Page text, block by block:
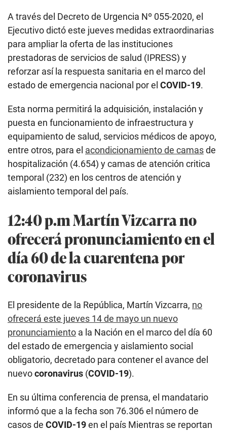
A través del Decreto de Urgencia Nº 055-2020, el
Ejecutivo dictó este jueves medidas extraordinarias
para ampliar la oferta de las instituciones
prestadoras de servicios de salud (IPRESS) y
reforzar así la respuesta sanitaria en el marco del
estado de emergencia nacional por el COVID-19.
Esta norma permitirá la adquisición, instalación y
puesta en funcionamiento de infraestructura y
equipamiento de salud, servicios médicos de apoyo,
entre otros, para el acondicionamiento de camasde
hospitalización (4.654) y camas de atención critica
temporal (232) en los centros de atención y
aislamiento temporal del país.
12:40 p.m Martín Vizcarra no
ofrecerá pronunciamiento en el
día 60 de la cuarentena por
coronavirus
El presidente de la República, Martín Vizcarra, no
ofrecerá este jueves 14 de mayo un nuevo
pronunciamiento a la Nación en el marco del día 60
del estado de emergencia y aislamiento social
obligatorio, decretado para contener el avance del
nuevocoronavirus (COVID-19).
En su última conferencia de prensa, el mandatario
informó que a la fecha son 76.306 el número de
casos de COVID-19en el país Mientras se reportan